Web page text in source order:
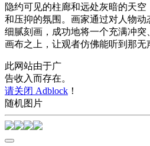
隐约可见的柱廊和远处灰暗的天
和压抑的氛围。画家通过对人物
细腻刻画，成功地将一个充满冲
画布之上，让观者仿佛能听到那无
此网站由于广
告收入而存在。
请关闭 Adblock ！
随机图片